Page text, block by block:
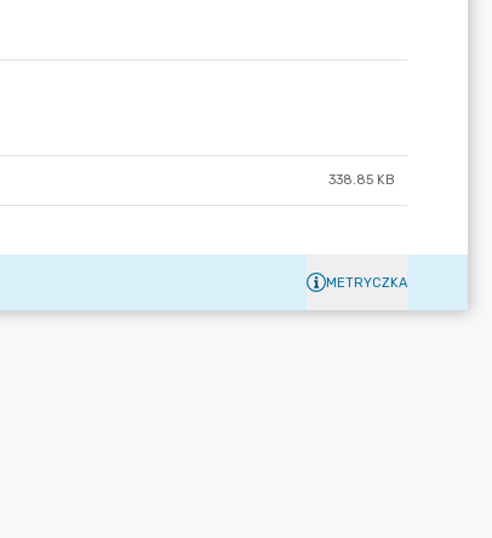
338.85 KB
METRYCZKA